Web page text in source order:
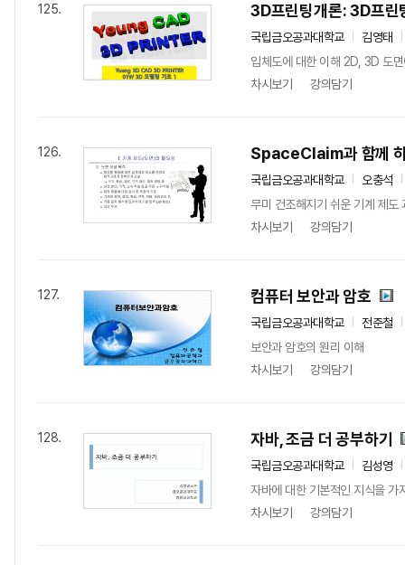
125. 3D프린팅개론: 3D프린
국립금오공과대학교
김영태
입체도에 대한 이해 2D, 3D 도
차시보기
강의담기
126. SpaceClaim과 함께
국립금오공과대학교
오충석
무미 건조해지기 쉬운 기계 제
차시보기
강의담기
127. 컴퓨터 보안과 암호
국립금오공과대학교
전준철
보안과 암호의 원리 이해
차시보기
강의담기
128. 자바, 조금 더 공부하기
국립금오공과대학교
김성영
자바에 대한 기본적인 지식을 가
차시보기
강의담기